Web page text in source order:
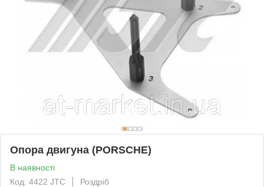
Опора двигуна (PORSCHE)
В наявності
Код: 4422 JTC
Роздріб